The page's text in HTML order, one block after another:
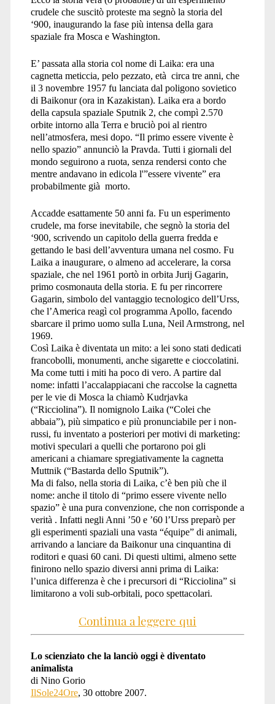
crudele che suscitò proteste ma segnò la storia del
‘900, inaugurando la fase più intensa della gara
spaziale fra Mosca e Washington.
E’ passata alla storia col nome di Laika: era una
cagnetta meticcia, pelo pezzato, età circa tre anni, che
il 3 novembre 1957 fu lanciata dal poligono sovietico
di Baikonur (ora in Kazakistan). Laika era a bordo
della capsula spaziale Sputnik 2, che compì 2.570
orbite intorno alla Terra e bruciò poi al rientro
nell’atmosfera, mesi dopo. “Il primo essere vivente è
nello spazio” annunciò la Pravda. Tutti i giornali del
mondo seguirono a ruota, senza rendersi conto che
mentre andavano in edicola l'”essere vivente” era
probabilmente già morto.
Accadde esattamente 50 anni fa. Fu un esperimento
crudele, ma forse inevitabile, che segnò la storia del
‘900, scrivendo un capitolo della guerra fredda e
gettando le basi dell’avventura umana nel cosmo. Fu
Laika a inaugurare, o almeno ad accelerare, la corsa
spaziale, che nel 1961 portò in orbita Jurij Gagarin,
primo cosmonauta della storia. E fu per rincorrere
Gagarin, simbolo del vantaggio tecnologico dell’Urss,
che l’America reagì col programma Apollo, facendo
sbarcare il primo uomo sulla Luna, Neil Armstrong, nel
1969.
Così Laika è diventata un mito: a lei sono stati dedicati
francobolli, monumenti, anche sigarette e cioccolatini.
Ma come tutti i miti ha poco di vero. A partire dal
nome: infatti l’accalappiacani che raccolse la cagnetta
per le vie di Mosca la chiamò Kudrjavka
(“Ricciolina”). Il nomignolo Laika (“Colei che
abbaia”), più simpatico e più pronunciabile per i non-
russi, fu inventato a posteriori per motivi di marketing:
motivi speculari a quelli che portarono poi gli
americani a chiamare spregiativamente la cagnetta
Muttnik (“Bastarda dello Sputnik”).
Ma di falso, nella storia di Laika, c’è ben più che il
nome: anche il titolo di “primo essere vivente nello
spazio” è una pura convenzione, che non corrisponde a
verità . Infatti negli Anni ’50 e ’60 l’Urss preparò per
gli esperimenti spaziali una vasta “équipe” di animali,
arrivando a lanciare da Baikonur una cinquantina di
roditori e quasi 60 cani. Di questi ultimi, almeno sette
finirono nello spazio diversi anni prima di Laika:
l’unica differenza è che i precursori di “Ricciolina” si
limitarono a voli sub-orbitali, poco spettacolari.
Continua a leggere qui
Lo scienziato che la lanciò oggi è diventato
animalista
di Nino Gorio
IlSole24Ore, 30 ottobre 2007.